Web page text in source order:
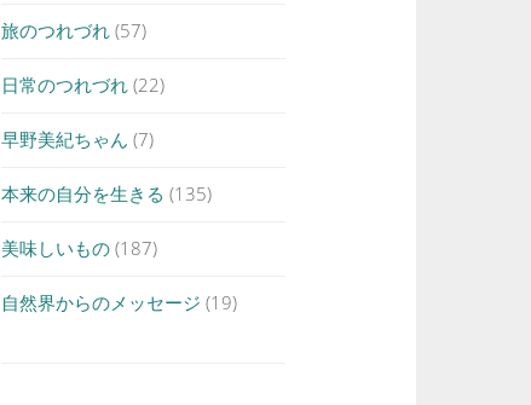
旅のつれづれ (57)
日常のつれづれ (22)
早野美紀ちゃん (7)
本来の自分を生きる (135)
美味しいもの (187)
自然界からのメッセージ (19)